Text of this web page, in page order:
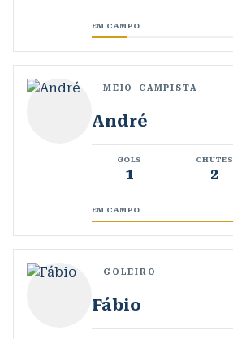
EM CAMPO
MEIO-CAMPISTA
André
GOLS
1
CHUTES
2
EM CAMPO
GOLEIRO
Fábio